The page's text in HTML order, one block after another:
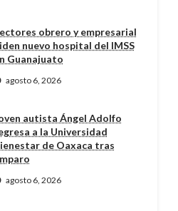
obrero y empresarial
nuevo hospital del IMSS
Guanajuato
agosto 6, 2026
autista Ángel Adolfo
a la Universidad
de Oaxaca tras
agosto 6, 2026